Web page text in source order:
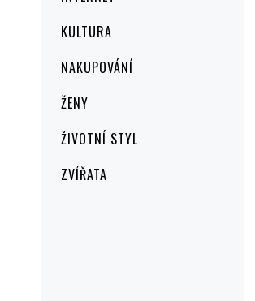
KULTURA
NAKUPOVÁNÍ
ŽENY
ŽIVOTNÍ STYL
ZVÍŘATA